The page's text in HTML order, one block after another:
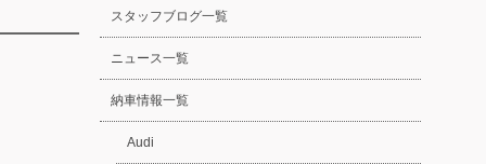
スタッフブログ一覧
ニュース一覧
納車情報一覧
Audi